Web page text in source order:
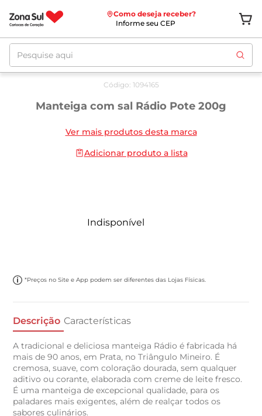
Como deseja receber?
Informe seu CEP
Pesquise aqui
Código: 1094165
Manteiga com sal Rádio Pote 200g
Ver mais produtos desta marca
Adicionar produto a lista
Indisponível
*Preços no Site e App podem ser diferentes das Lojas Físicas.
Descrição Características
A tradicional e deliciosa manteiga Rádio é fabricada há
mais de 90 anos, em Prata, no Triângulo Mineiro. É
cremosa, suave, com coloração dourada, sem qualquer
aditivo ou corante, elaborada com creme de leite fresco.
É uma manteiga de excepcional qualidade, para os
paladares mais exigentes, além de realçar todos os
sabores culinários.